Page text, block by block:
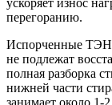
перегоранию.
Испорченные
не подлежат
полная разборка
нижней части
занимает около 1-